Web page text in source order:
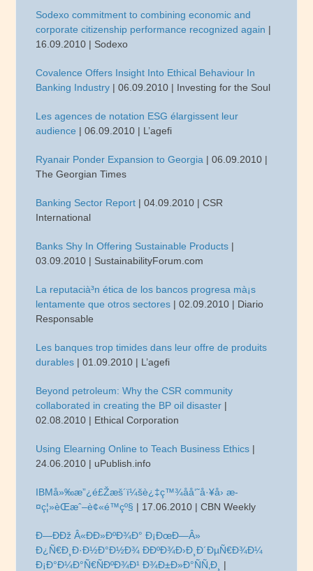
Sodexo commitment to combining economic and
corporate citizenship performance recognized again |
16.09.2010 | Sodexo
Covalence Offers Insight Into Ethical Behaviour In
Banking Industry | 06.09.2010 | Investing for the Soul
Les agences de notation ESG élargissent leur
audience | 06.09.2010 | L’agefi
Ryanair Ponder Expansion to Georgia | 06.09.2010 |
The Georgian Times
Banking Sector Report | 04.09.2010 | CSR
International
Banks Shy In Offering Sustainable Products |
03.09.2010 | SustainabilityForum.com
La reputacià³n ética de los bancos progresa mà¡s
lentamente que otros sectores | 02.09.2010 | Diario
Responsable
Les banques trop timides dans leur offre de produits
durables | 01.09.2010 | L’agefi
Beyond petroleum: Why the CSR community
collaborated in creating the BP oil disaster |
02.08.2010 | Ethical Corporation
Using Elearning Online to Teach Business Ethics |
24.06.2010 | uPublish.info
IBMå»‰æ”¿é£Žæš´ï¼šè¿‡ç™¾åå‘˜å·¥å› æ­
¤ç¦»èŒæˆ–è¢«é™çº§ | 17.06.2010 | CBN Weekly
Ð—ÐÐž Â«ÐÐ»ÐºÐ¾Ð° Ð¡ÐœÐ—Â»
Ð¿Ñ€Ð¸Ð·Ð½Ð°Ð½Ð¾ Ð­ÐºÐ¾Ð›Ð¸Ð´ÐµÑ€Ð¾Ð¼
Ð¡Ð°Ð¼Ð°Ñ€ÑÐºÐ¾Ð¹ Ð¾Ð±Ð»Ð°ÑÑ‚Ð¸
|